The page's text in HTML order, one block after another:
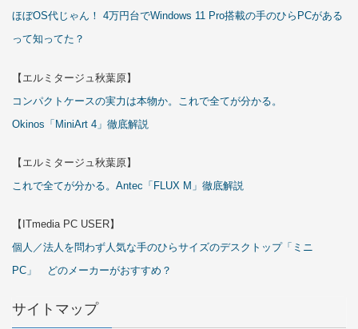
ほぼOS代じゃん！ 4万円台でWindows 11 Pro搭載の手のひらPCがある
って知ってた？
【エルミタージュ秋葉原】
コンパクトケースの実力は本物か。これで全てが分かる。
Okinos「MiniArt 4」徹底解説
【エルミタージュ秋葉原】
これで全てが分かる。Antec「FLUX M」徹底解説
【ITmedia PC USER】
個人／法人を問わず人気な手のひらサイズのデスクトップ「ミニ
PC」 どのメーカーがおすすめ？
サイトマップ